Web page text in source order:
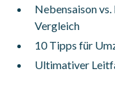
Nebensaison
Vergleich
10 Tipps für
Ultimativer